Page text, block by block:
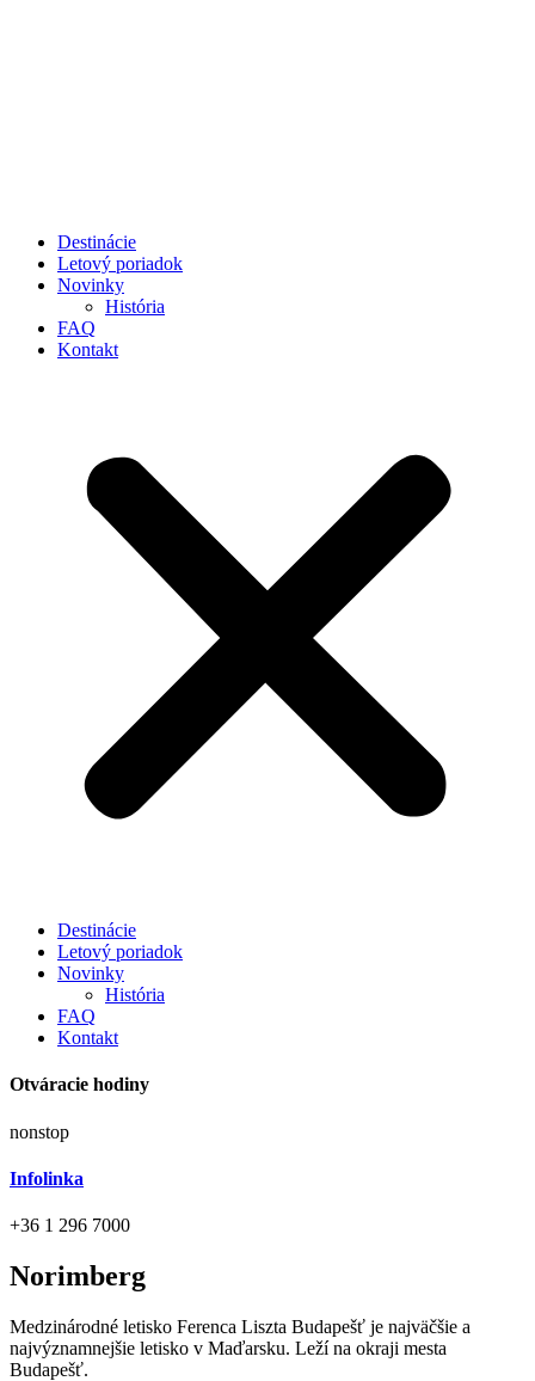
Destinácie
Letový poriadok
Novinky
História
FAQ
Kontakt
Destinácie
Letový poriadok
Novinky
História
FAQ
Kontakt
Otváracie hodiny
nonstop
Infolinka
+36 1 296 7000
Norimberg
Medzinárodné letisko Ferenca Liszta Budapešť je najväčšie a
najvýznamnejšie letisko v Maďarsku. Leží na okraji mesta
Budapešť.